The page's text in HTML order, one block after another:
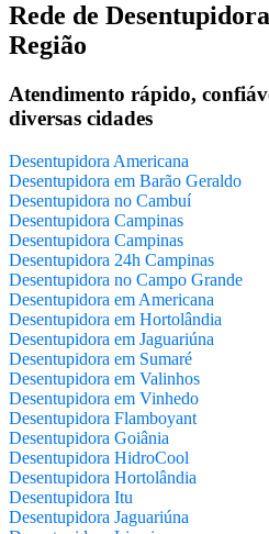
Rede de
Região
Atendimento rápido,
diversas cidades
Desentupidora Americana
Desentupidora em Barão Geraldo
Desentupidora no Cambuí
Desentupidora Campinas
Desentupidora Campinas
Desentupidora 24h Campinas
Desentupidora no Campo Grande
Desentupidora em Americana
Desentupidora em Hortolândia
Desentupidora em Jaguariúna
Desentupidora em Sumaré
Desentupidora em Valinhos
Desentupidora em Vinhedo
Desentupidora Flamboyant
Desentupidora Goiânia
Desentupidora HidroCool
Desentupidora Hortolândia
Desentupidora Itu
Desentupidora Jaguariúna